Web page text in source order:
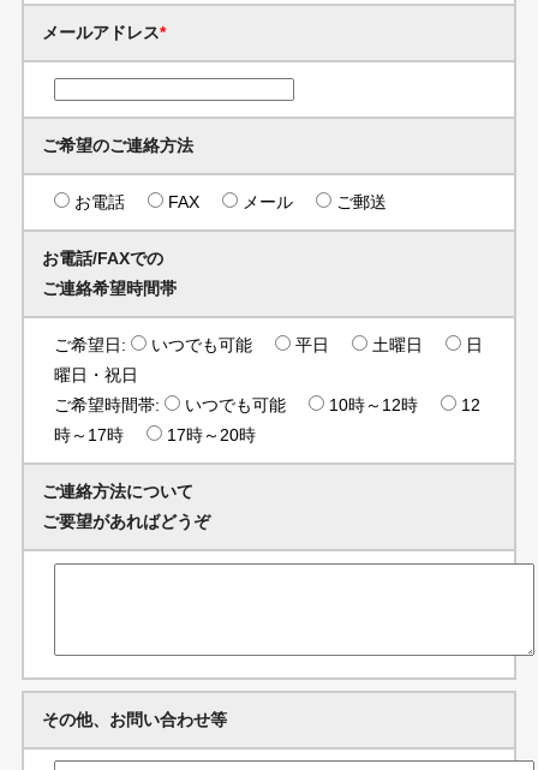
メールアドレス*
ご希望のご連絡方法
お電話 FAX メール ご郵送
お電話/FAXでの
ご連絡希望時間帯
ご希望日: いつでも可能 平日 土曜日
日
曜日・祝日
ご希望時間帯:
いつでも可能 10時～12時
12
時～17時
17時～20時
ご連絡方法について
ご要望があればどうぞ
その他、お問い合わせ等